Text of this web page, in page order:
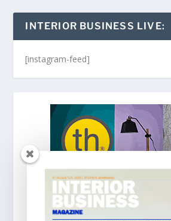
INTERIOR BUSINESS LIVE:
[instagram-feed]